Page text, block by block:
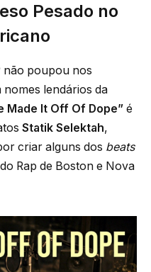
Pesado no
não poupou nos
lendários da
Made It Off Of Dope” é
Statik Selektah,
criar alguns dos beats
Rap de Boston e Nova